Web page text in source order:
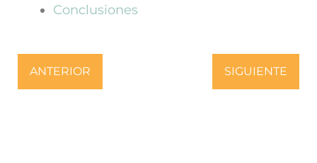
Conclusiones​
ANTERIOR SIGUIENTE